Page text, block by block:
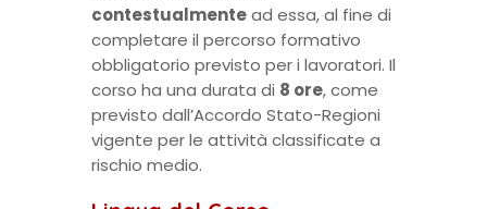
contestualmentead essa, al fine di
completare il percorso formativo
obbligatorio previsto per i lavoratori. Il
corso ha una durata di 8 ore, come
previsto dall’Accordo Stato-Regioni
vigente per le attività classificate a
rischio medio.